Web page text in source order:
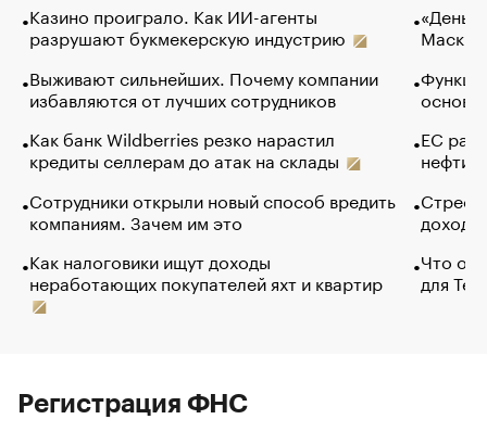
Казино проиграло. Как ИИ-агенты
разрушают букмекерскую индустрию
Выживают сильнейших. Почему компании
избавляются от лучших сотрудников
Как банк Wildberries резко нарастил
кредиты селлерам до атак на склады
Сотрудники открыли новый способ вредить
компаниям. Зачем им это
Как налоговики ищут доходы
неработающих покупателей яхт и квартир
Маск в
основ
ЕС
нефти
Что
для
Регистрация ФНС